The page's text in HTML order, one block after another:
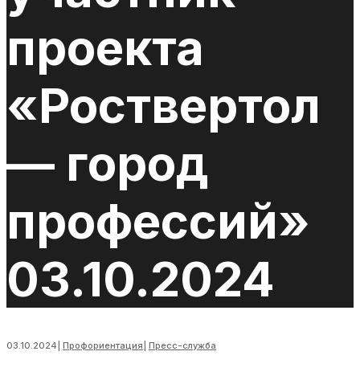
проекта
«Роствертол
— город
профессий»
03.10.2024
03.10.2024 Профориентация Пресс-служба